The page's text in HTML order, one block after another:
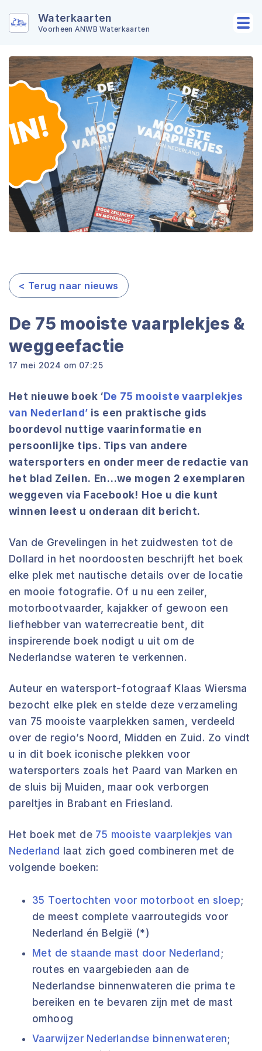
Waterkaarten
Voorheen ANWB Waterkaarten
< Terug naar nieuws
De 75 mooiste vaarplekjes &
weggeefactie
17 mei 2024 om 07:25
Het nieuwe boek ‘ De 75 mooiste vaarplekjes
van Nederland’ is een praktische gids
boordevol nuttige vaarinformatie en
persoonlijke tips. Tips van andere
watersporters en onder meer de redactie van
het blad Zeilen. En…we mogen 2 exemplaren
weggeven via Facebook! Hoe u die kunt
winnen leest u onderaan dit bericht.
Van de Grevelingen in het zuidwesten tot de
Dollard in het noordoosten beschrijft het boek
elke plek met nautische details over de locatie
en mooie fotografie. Of u nu een zeiler,
motorbootvaarder, kajakker of gewoon een
liefhebber van waterrecreatie bent, dit
inspirerende boek nodigt u uit om de
Nederlandse wateren te verkennen.
Auteur en watersport-fotograaf Klaas Wiersma
bezocht elke plek en stelde deze verzameling
van 75 mooiste vaarplekken samen, verdeeld
over de regio’s Noord, Midden en Zuid. Zo vindt
u in dit boek iconische plekken voor
watersporters zoals het Paard van Marken en
de sluis bij Muiden, maar ook verborgen
pareltjes in Brabant en Friesland.
Het boek met de 75 mooiste vaarplekjes van
Nederland
laat zich goed combineren met de
volgende boeken:
35 Toertochten voor motorboot en sloep;
de meest complete vaarroutegids voor
Nederland én België (*)
Met de staande mast door Nederland ;
routes en vaargebieden aan de
Nederlandse binnenwateren die prima te
bereiken en te bevaren zijn met de mast
omhoog
Vaarwijzer Nederlandse binnenwateren;